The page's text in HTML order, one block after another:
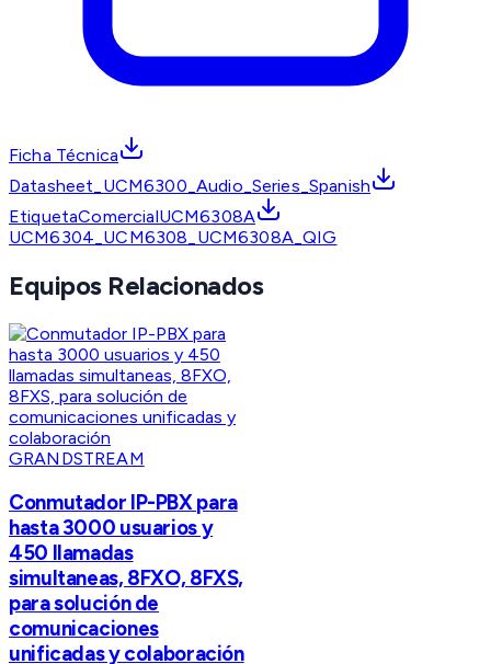
Ficha Técnica
Datasheet_UCM6300_Audio_Series_Spanish
EtiquetaComercialUCM6308A
UCM6304_UCM6308_UCM6308A_QIG
Equipos Relacionados
GRANDSTREAM
Conmutador IP-PBX para
hasta 3000 usuarios y
450 llamadas
simultaneas, 8FXO, 8FXS,
para solución de
comunicaciones
unificadas y colaboración